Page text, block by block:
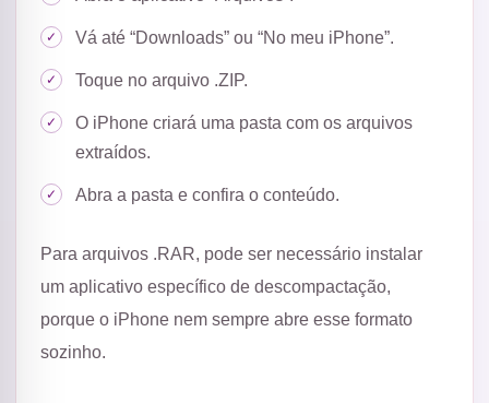
Vá até “Downloads” ou “No meu iPhone”.
Toque no arquivo .ZIP.
O iPhone criará uma pasta com os arquivos
extraídos.
Abra a pasta e confira o conteúdo.
Para arquivos .RAR, pode ser necessário instalar
um aplicativo específico de descompactação,
porque o iPhone nem sempre abre esse formato
sozinho.